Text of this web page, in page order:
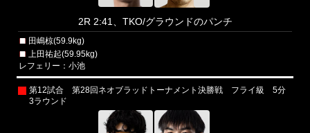
2R 2:41、TKO/グラウンドのパンチ
田嶋椋(59.9kg)
上田祐起(59.95kg)
レフェリー：小池
第12試合 第28回ネオブラッドトーナメント決勝戦 フライ級 5分
3ラウンド